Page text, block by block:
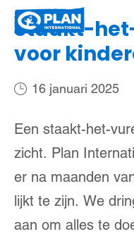
Plan
Staakt-
voor
16 januari 2025
Een staakt-het-
zicht. Plan
er na maanden
lijkt te zijn. We
aan om alles te